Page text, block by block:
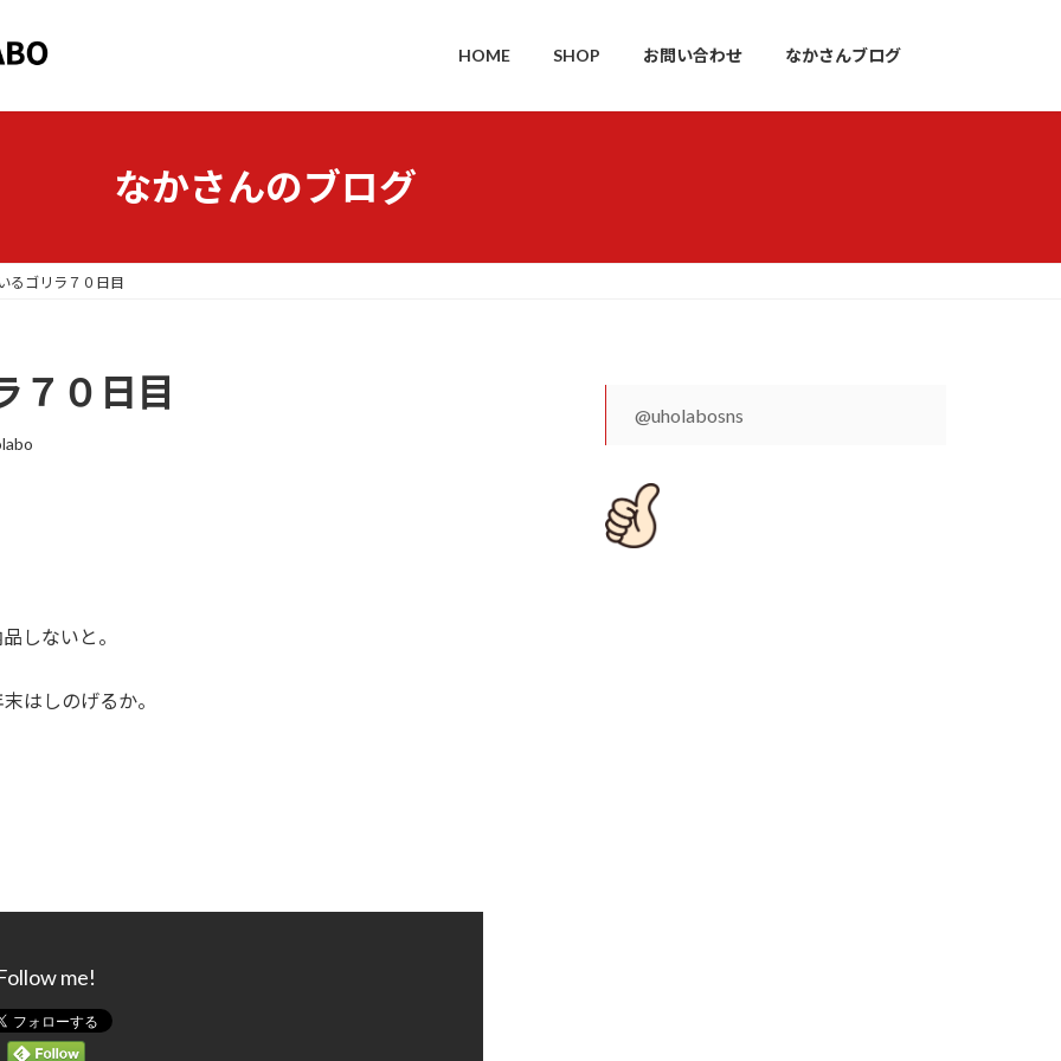
HOME SHOP お問い合わせ なかさんブログ
なかさんのブログ
るゴリラ７０日目
７０日目
しないと。
はしのげるか。
me!
@uholabosns